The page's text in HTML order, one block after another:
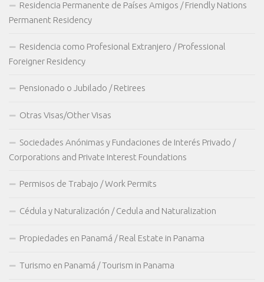
Residencia Permanente de Países Amigos / Friendly Nations
Permanent Residency
Residencia como Profesional Extranjero / Professional
Foreigner Residency
Pensionado o Jubilado / Retirees
Otras Visas/Other Visas
Sociedades Anónimas y Fundaciones de Interés Privado /
Corporations and Private Interest Foundations
Permisos de Trabajo / Work Permits
Cédula y Naturalización / Cedula and Naturalization
Propiedades en Panamá / Real Estate in Panama
Turismo en Panamá / Tourism in Panama